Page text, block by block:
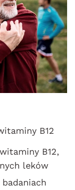
B12
B12,
leków
badaniach